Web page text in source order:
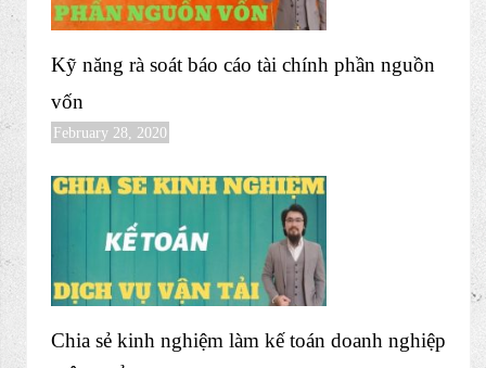
Kỹ năng rà soát báo cáo tài chính phần nguồn
vốn
February 28, 2020
Chia sẻ kinh nghiệm làm kế toán doanh nghiệp